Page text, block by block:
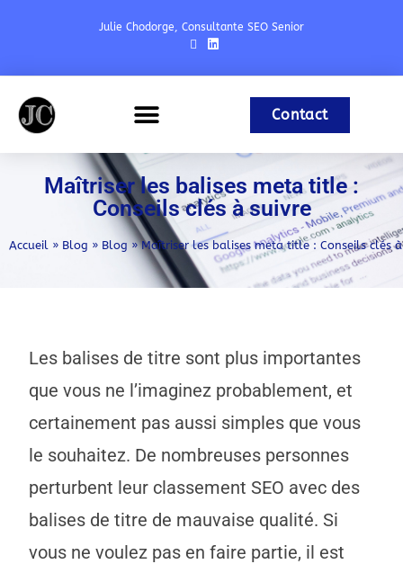
Julie Chodorge, Consultante SEO Senior
Contact
Maîtriser les balises meta title :
Conseils clés à suivre
Accueil » Blog » Blog »Maîtriser les balises meta title : Conseils clés
Les balises de titre sont plus importantes
que vous ne l’imaginez probablement, et
certainement pas aussi simples que vous
le souhaitez. De nombreuses personnes
perturbent leur classement SEO avec des
balises de titre de mauvaise qualité. Si
vous ne voulez pas en faire partie, il est